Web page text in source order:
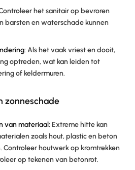
het sanitair op bevroren
barsten en waterschade kunnen
Als het vaak vriest en dooit,
optreden, wat kan leiden tot
of keldermuren.
zonneschade
van materiaal: Extreme hitte kan
zoals hout, plastic en beton
Controleer houtwerk op kromtrekken
op tekenen van betonrot.